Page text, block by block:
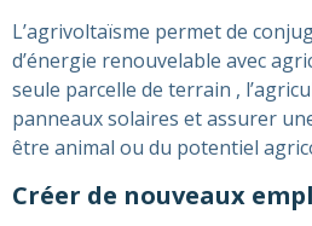
L’agrivoltaïsme permet de
d’énergie renouvelable avec
seule parcelle de terrain ,
panneaux solaires et assurer
être animal ou du potentiel
Créer de nouveaux